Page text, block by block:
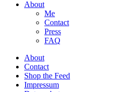
About
Me
Contact
Press
FAQ
About
Contact
Shop the Feed
Impressum